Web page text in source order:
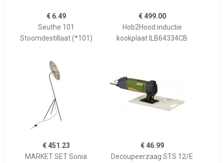
€ 6.49
Seuthe 101
Stoomdestillaat (*101)
€ 499.00
Hob2Hood inductie
kookplaat ILB64334CB
€ 451.23
MARKET SET Sonia
€ 46.99
Decoupeerzaag STS 12/E